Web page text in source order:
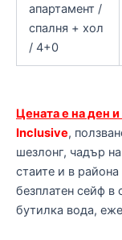
апартамент /
спалня + хол
/ 4+0
Цената е на ден
Inclusive,
шезлонг, чадър
стаите и в
безплатен сейф в
бутилка вода,